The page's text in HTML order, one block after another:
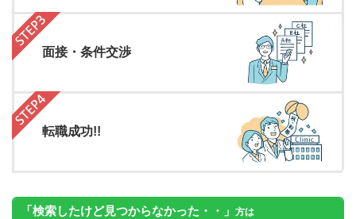
面接・条件交渉
転職成功!!
「検索したけど見つからなかった・・」 方は